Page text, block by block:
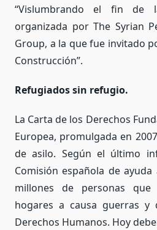
“Vislumbrando el fin de
organizada por The Syrian
Group, a la que fue invitado
Construcción”.
Refugiados sin refugio.
La Carta de los Derechos
Europea, promulgada en
de asilo. Según el último
Comisión española de
millones de personas
hogares a causa guerras y
Derechos Humanos. Hoy